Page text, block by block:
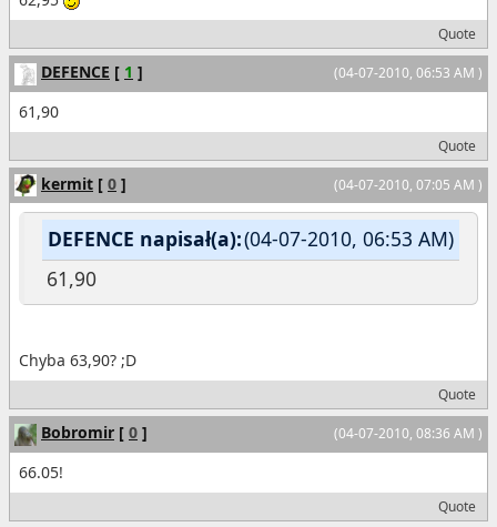
Quote
(04-07-2010, 06:53 AM )
DEFENCE [ 1 ]
61,90
Quote
(04-07-2010, 07:05 AM )
kermit [ 0 ]
(04-07-2010, 06:53 AM)
DEFENCE napisał(a):
61,90
Chyba 63,90? ;D
Quote
(04-07-2010, 08:36 AM )
Bobromir [ 0 ]
66.05!
Quote